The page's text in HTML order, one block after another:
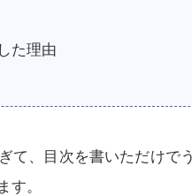
た理由
て、目次を書いただけで
す。